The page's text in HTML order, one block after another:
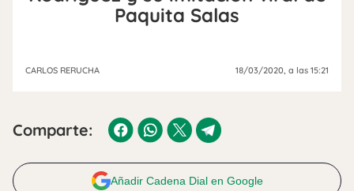
Paquita Salas
CARLOS RERUCHA 18/03/2020 , a las 15:21
Comparte:
Añadir Cadena Dial en Google